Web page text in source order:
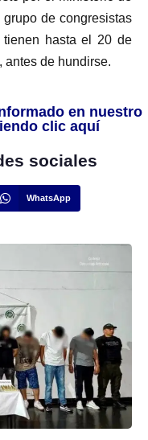
de congresistas
tienen hasta el 20 de
antes de hundirse.
en nuestro
clic aquí
sociales
WhatsApp